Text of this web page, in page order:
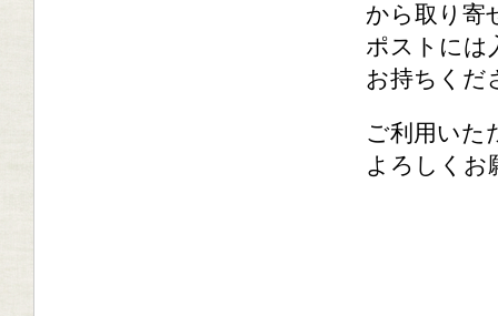
から取り寄
ポストには
お持ちくだ
ご利用いた
よろしくお